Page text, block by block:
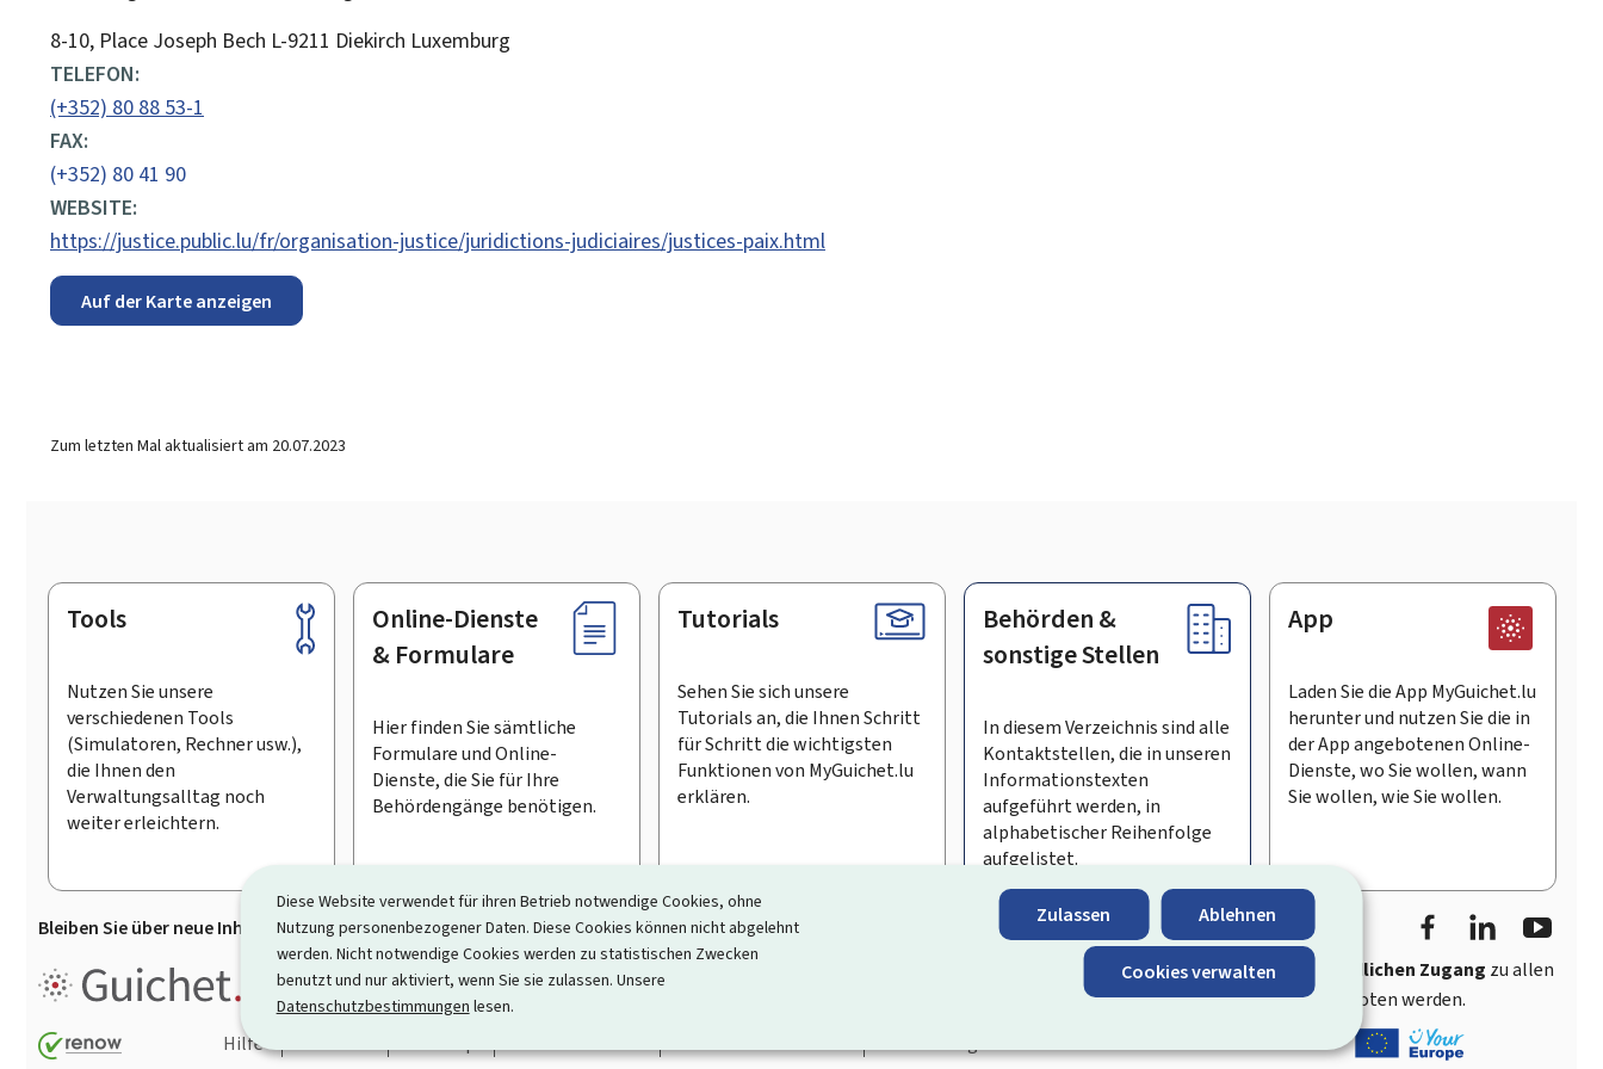
Diese Website verwendet für ihren Betrieb notwendige Cookies, ohne
Nutzung personenbezogener Daten. Diese Cookies können nicht abgelehnt
werden. Nicht notwendige Cookies werden zu statistischen Zwecken
benutzt und nur aktiviert, wenn Sie sie zulassen. Unsere
Datenschutzbestimmungen lesen.
Zulassen Ablehnen
Cookies verwalten
ADRESSE:
8-10, Place Joseph Bech L-9211 Diekirch Luxemburg
TELEFON:
(+352) 80 88 53-1
FAX:
(+352) 80 41 90
WEBSITE:
https://justice.public.lu/fr/organisation-justice/juridictions-judiciaires/justices-paix.html
Auf der Karte anzeigen
Zum letzten Mal aktualisiert am 20.07.2023
Footer
Tools
Nutzen Sie unsere
verschiedenen Tools
(Simulatoren, Rechner usw.),
die Ihnen den
Verwaltungsalltag noch
weiter erleichtern.
Online-Dienste
& Formulare
Hier finden Sie sämtliche
Formulare und Online-
Dienste, die Sie für Ihre
Behördengänge benötigen.
Tutorials
Sehen Sie sich unsere
Tutorials an, die Ihnen Schritt
für Schritt die wichtigsten
Funktionen von MyGuichet.lu
erklären.
Behörden &
sonstige Stellen
In diesem Verzeichnis sind alle
Kontaktstellen, die in unseren
Informationstexten
aufgeführt werden, in
alphabetischer Reihenfolge
aufgelistet.
App
Laden Sie die App MyGuichet.lu
herunter und nutzen Sie die in
der App angebotenen Online-
Dienste, wo Sie wollen, wann
Sie wollen, wie Sie wollen.
Bleiben Sie über neue Inhalte auf Guichet.lu informiert Den Newsletter abonnieren
FacebookLinkedIn
Guichet.lu ist ein Informationsportal, das Ihre Interaktion mit dem Staat vereinfacht schnellen und benutzerfreundlichen Zugang zu allen
Informationen, Behördengängen und Dienstleistungen, die von den Behörden und sonstigen öffentlichen Stellen Luxemburgs angeboten werden.
Hilfe